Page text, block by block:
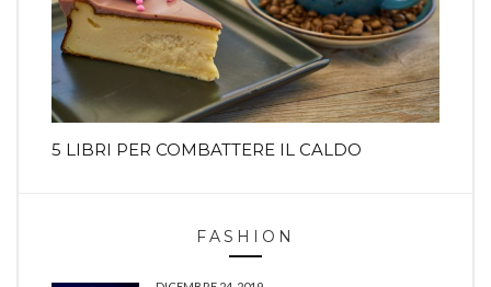
5 LIBRI PER COMBATTERE IL CALDO
FASHION